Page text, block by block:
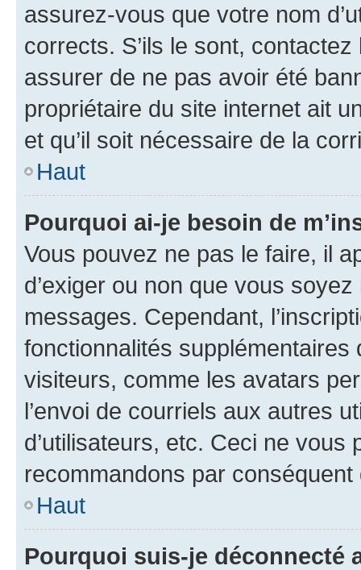
assurez-vous que votre nom
corrects. S’ils le sont,
assurer de ne pas avoir été
propriétaire du site internet ait
et qu’il soit nécessaire de la
Haut
Pourquoi ai-je besoin de
Vous pouvez ne pas le faire, il
d’exiger ou non que vous
messages. Cependant,
fonctionnalités
visiteurs, comme les avatars
l’envoi de courriels aux autres
d’utilisateurs, etc. Ceci ne vous
recommandons par conséquent
Haut
Pourquoi suis-je déconnecté